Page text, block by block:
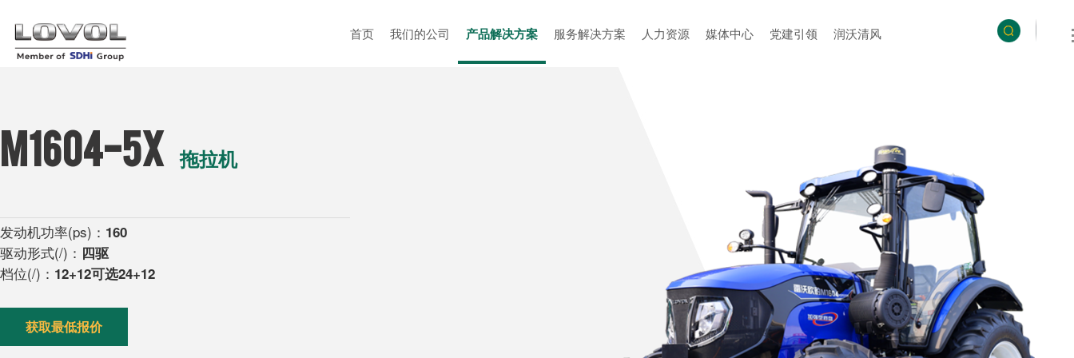
首页 我们的公司 产品解决方案 服务解决方案 人力资源 媒体中心 党建引领 润沃清风
M1604-5X 拖拉机
发动机功率(ps)： 160
驱动形式(/)： 四驱
档位(/)： 12+12可选24+12
获取最低报价